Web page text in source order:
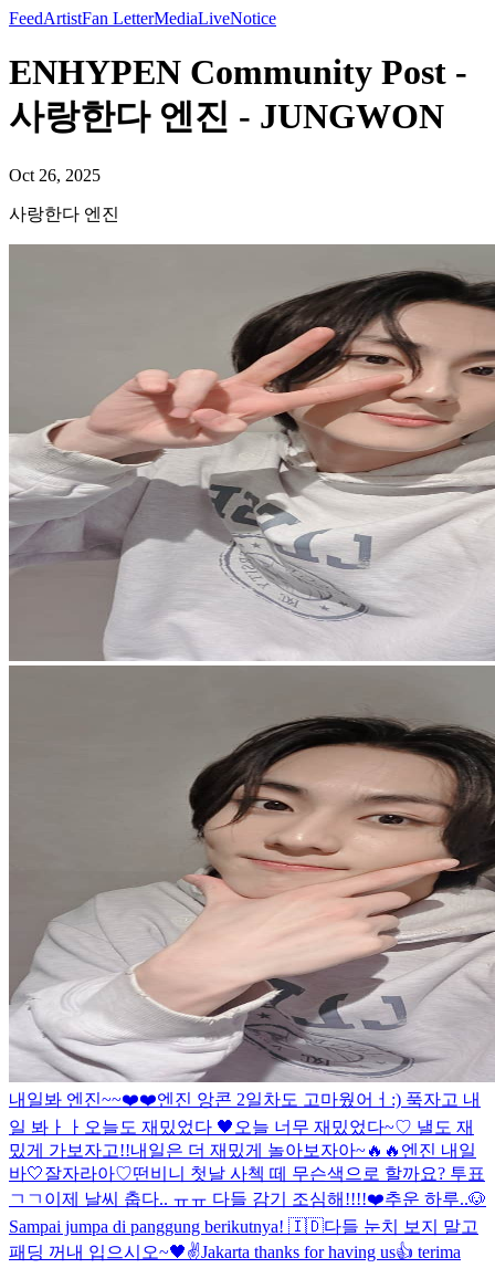
FeedArtistFan LetterMediaLiveNotice
ENHYPEN Community Post -
사랑한다 엔진 - JUNGWON
Oct 26, 2025
사랑한다 엔진
내일봐 엔진~~❤️❤️엔진 앙콘 2일차도 고마웠어ㅓ:) 푹자고 내
일 봐ㅏㅏ 오늘도 재밌었다 🖤 오늘 너무 재밌었다~♡ 낼도 재
밌게 가보자고!!내일은 더 재밌게 놀아보자아~🔥🔥 엔진 내일
바🤍잘자라아♡떤비니 첫날 사첵 떼 무슨색으로 할까요? 투표
ㄱㄱ 이제 날씨 춥다.. ㅠㅠ 다들 감기 조심해!!!!❤️추운 하루..🐶
Sampai jumpa di panggung berikutnya! 🇮🇩다들 눈치 보지 말고
패딩 꺼내 입으시오~🖤✌️Jakarta thanks for having us👍 terima